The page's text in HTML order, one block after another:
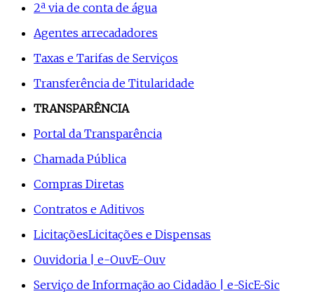
2ª via de conta de água
Agentes arrecadadores
Taxas e Tarifas de Serviços
Transferência de Titularidade
TRANSPARÊNCIA
Portal da Transparência
Chamada Pública
Compras Diretas
Contratos e Aditivos
LicitaçõesLicitações e Dispensas
Ouvidoria | e-OuvE-Ouv
Serviço de Informação ao Cidadão | e-SicE-Sic